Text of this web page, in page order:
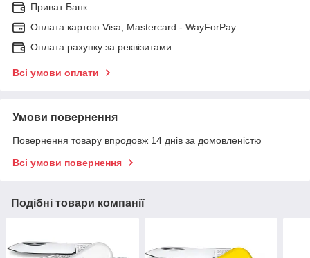
Приват Банк
Оплата картою Visa, Mastercard - WayForPay
Оплата рахунку за реквізитами
Всі умови оплати
Умови повернення
Повернення товару впродовж 14 днів за домовленістю
Всі умови повернення
Подібні товари компанії